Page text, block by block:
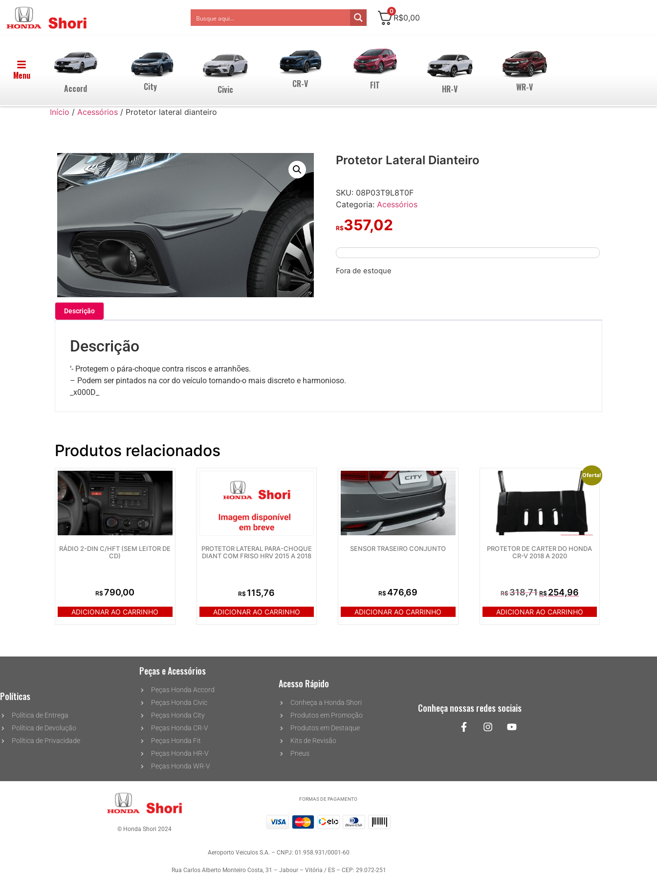
0
R$0,00
Menu
Accord
City Civic
CR-V FIT HR-V WR-V
Início / Acessórios / Protetor lateral dianteiro
Protetor Lateral Dianteiro
SKU: 08P03T9L8T0F
Categoria: Acessórios
R$357,02
Fora de estoque
Descrição
Descrição
‘- Protegem o pára-choque contra riscos e arranhões.
– Podem ser pintados na cor do veículo tornando-o mais discreto e harmonioso.
_x000D_
Produtos relacionados
RÁDIO 2-DIN C/HFT (SEM LEITOR DE
CD)
R$790,00
ADICIONAR AO CARRINHO
PROTETOR LATERAL PARA-CHOQUE
DIANT COM FRISO HRV 2015 A 2018
R$ 115,76
ADICIONAR AO CARRINHO
SENSOR TRASEIRO CONJUNTO
R$ 476,69
ADICIONAR AO CARRINHO
Oferta!
PROTETOR DE CARTER DO HONDA
CR-V 2018 A 2020
R$318,71 R$ 254,96
ADICIONAR AO CARRINHO
Políticas
Política de Entrega
Política de Devolução
Política de Privacidade
Peças e Acessórios
Peças Honda Accord
Peças Honda Civic
Peças Honda City
Peças Honda CR-V
Peças Honda Fit
Peças Honda HR-V
Peças Honda WR-V
Acesso Rápido
Conheça a Honda Shori
Produtos em Promoção
Produtos em Destaque
Kits de Revisão
Pneus
Conheça nossas redes sociais
© Honda Shori 2024
FORMAS DE PAGAMENTO
Aeroporto Veiculos S.A. – CNPJ: 01.958.931/0001-60
Rua Carlos Alberto Monteiro Costa, 31 – Jabour – Vitória / ES – CEP: 29.072-251